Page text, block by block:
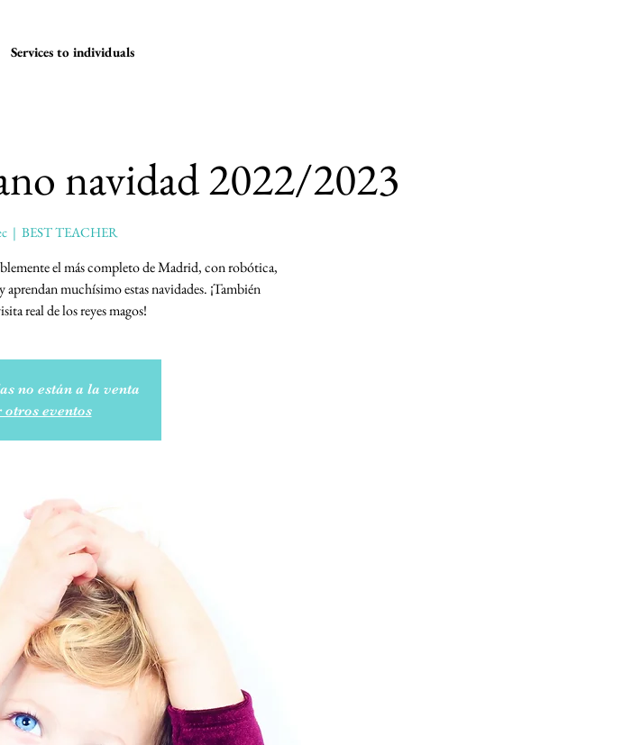
Services to individuals
navidad 2022/2023
  |
BEST TEACHER
el más completo de Madrid, con robótica,
muchísimo estas navidades. ¡También
real de los reyes magos!
no están a la venta
otros eventos